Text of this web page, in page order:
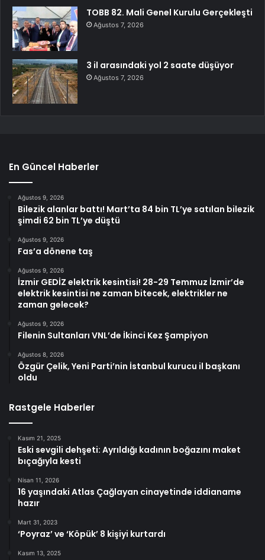
TOBB 82. Mali Genel Kurulu Gerçekleşti
Ağustos 7, 2026
3 il arasındaki yol 2 saate düşüyor
Ağustos 7, 2026
En Güncel Haberler
Ağustos 9, 2026
Bilezik alanlar battı! Mart’ta 84 bin TL’ye satılan bilezik
şimdi 62 bin TL’ye düştü
Ağustos 9, 2026
Fas’a dönene taş
Ağustos 9, 2026
İzmir GEDİZ elektrik kesintisi! 28-29 Temmuz İzmir’de
elektrik kesintisi ne zaman bitecek, elektrikler ne
zaman gelecek?
Ağustos 9, 2026
Filenin Sultanları VNL’de İkinci Kez Şampiyon
Ağustos 8, 2026
Özgür Çelik, Yeni Parti’nin İstanbul kurucu il başkanı
oldu
Rastgele Haberler
Kasım 21, 2025
Eski sevgili dehşeti: Ayrıldığı kadının boğazını maket
bıçağıyla kesti
Nisan 11, 2026
16 yaşındaki Atlas Çağlayan cinayetinde iddianame
hazır
Mart 31, 2023
‘Poyraz’ ve ‘Köpük’ 8 kişiyi kurtardı
Kasım 13, 2025